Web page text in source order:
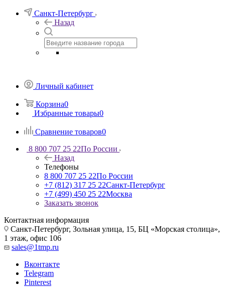
Санкт-Петербург
Назад
Личный кабинет
Корзина0
Избранные товары0
Сравнение товаров0
8 800 707 25 22По России
Назад
Телефоны
8 800 707 25 22По России
+7 (812) 317 25 22Санкт-Петербург
+7 (499) 450 25 22Москва
Заказать звонок
Контактная информация
Санкт-Петербург, Зольная улица, 15, БЦ «Морская столица»,
1 этаж, офис 106
sales@1tmp.ru
Вконтакте
Telegram
Pinterest